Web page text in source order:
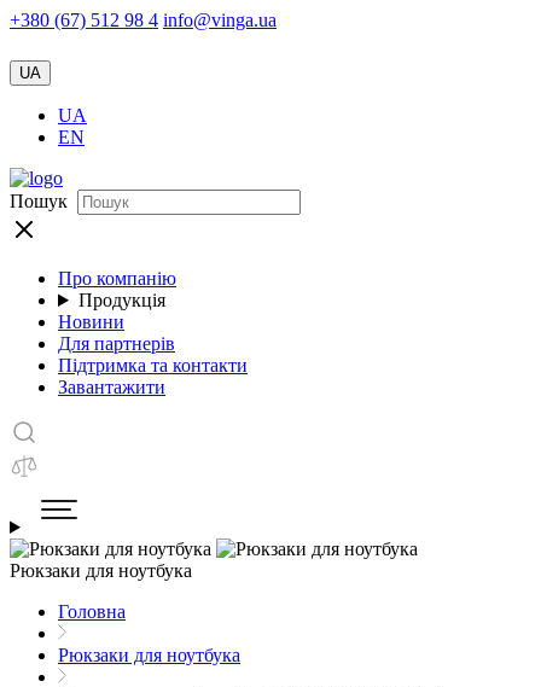
+380 (67) 512 98 4 info@vinga.ua
UA
UA
EN
Пошук
Про компанію
Продукція
Новини
Для партнерів
Підтримка та контакти
Завантажити
Рюкзаки для ноутбука
Головна
Рюкзаки для ноутбука